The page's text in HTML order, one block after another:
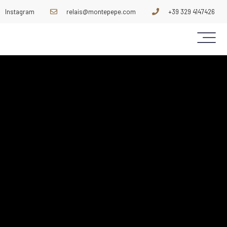
Instagram relais@montepepe.com +39 329 4147426